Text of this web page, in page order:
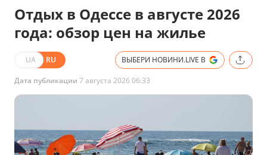
Отдых в Одессе в августе 2026
года: обзор цен на жилье
UA RU ВЫБЕРИ НОВИНИ.LIVE В
Дата публикации 7 августа 2026 06:33